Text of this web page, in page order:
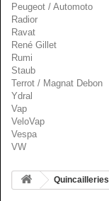
Peugeot / Automoto
Radior
Ravat
René Gillet
Rumi
Staub
Terrot / Magnat Debon
Ydral
Vap
VeloVap
Vespa
VW
Quincailleries